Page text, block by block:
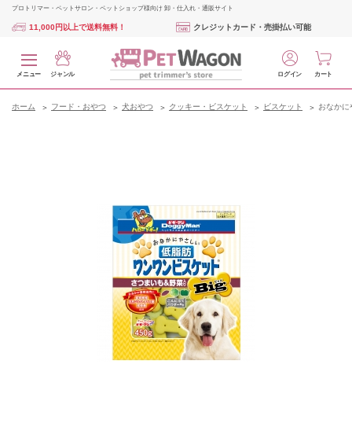
プロトリマー・ペットサロン・ペットショップ様向け 卸・仕入れ・通販サイト
11,000円以上で送料無料！ クレジットカード・売掛払い可能
メニュー ジャンル ログイン カート
ホーム フード・おやつ 犬おやつ クッキー・ビスケット ビスケット おなか